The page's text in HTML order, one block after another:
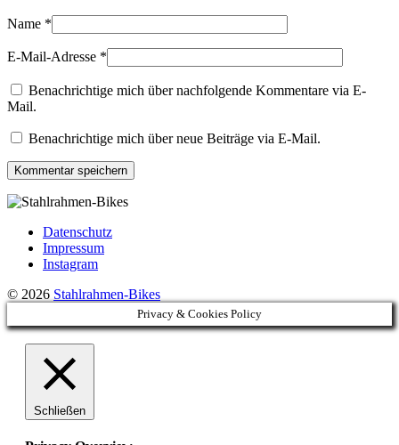
Name *
E-Mail-Adresse *
Benachrichtige mich über nachfolgende Kommentare via E-
Mail.
Benachrichtige mich über neue Beiträge via E-Mail.
Datenschutz
Impressum
Instagram
© 2026 Stahlrahmen-Bikes
Privacy & Cookies Policy
Schließen